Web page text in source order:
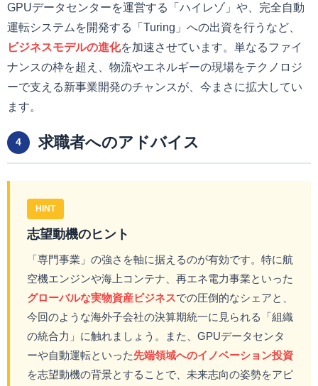
GPUデータセンターを運営する「ハイレゾ」や、完全自動
運転システムを開発する「Turing」への出資を行うなど、
ビジネスモデルの進化を加速させています。単なるファイ
ナンスの枠を超え、物流やエネルギーの現場をテクノロジ
ーで支える新事業開発のチャンスが、今まさに拡大してい
ます。
4 求職者へのアドバイス
HINT
志望動機のヒント
「専門事業」の強さを軸に据えるのが有効です。特に航
空機エンジンや海上コンテナ、再エネ電力事業といった
グローバルな実物資産ビジネスでの圧倒的なシェアと、
今回のような海外子会社の決算期統一に見られる「組織
の統合力」に触れましょう。また、GPUデータセンタ
ーや自動運転といった先端領域へのイノベーション投資
を志望動機の背景とすることで、未来志向の姿勢をアピ